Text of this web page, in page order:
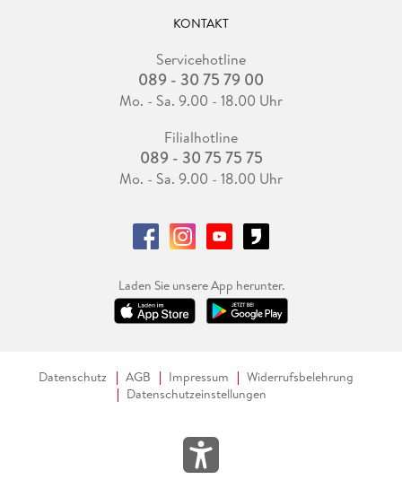
KONTAKT
Servicehotline
089 - 30 75 79 00
Mo. - Sa. 9.00 - 18.00 Uhr
Filialhotline
089 - 30 75 75 75
Mo. - Sa. 9.00 - 18.00 Uhr
Laden Sie unsere App herunter.
Datenschutz AGB Impressum
Widerrufsbelehrung
Datenschutzeinstellungen